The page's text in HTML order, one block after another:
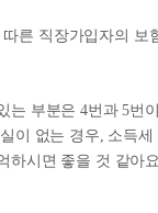
따른 직장가입자의 보
는 부분은 4번과 5번
이 없는 경우, 소득세
하시면 좋을 것 같아